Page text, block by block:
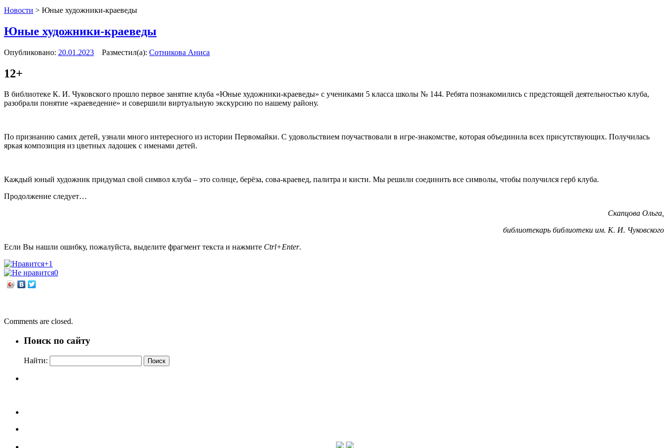
Новости > Юные художники-краеведы
Юные художники-краеведы
Опубликовано: 20.01.2023 Разместил(а): Сотникова Аниса
12+
В библиотеке К. И. Чуковского прошло первое занятие клуба «Юные художники-краеведы» с учениками 5 класса школы № 144. Ребята познакомились с предстоящей деятельностью клуба,
разобрали понятие «краеведение» и совершили виртуальную экскурсию по нашему району.
По признанию самих детей, узнали много интересного из истории Первомайки. С удовольствием поучаствовали в игре-знакомстве, которая объединила всех присутствующих. Получилась
яркая композиция из цветных ладошек с именами детей.
Каждый юный художник придумал свой символ клуба – это солнце, берёза, сова-краевед, палитра и кисти. Мы решили соединить все символы, чтобы получился герб клуба.
Продолжение следует…
Скапцова Ольга,
библиотекарь библиотеки им. К. И. Чуковского
Если Вы нашли ошибку, пожалуйста, выделите фрагмент текста и нажмите Ctrl+Enter.
+1
0
Comments are closed.
Поиск по сайту
Найти: